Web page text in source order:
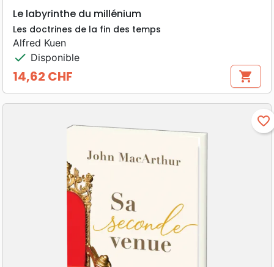
Le labyrinthe du millénium
Les doctrines de la fin des temps
Alfred Kuen
check Disponible
Prix
14,62 CHF shopping_cart
favorite_border